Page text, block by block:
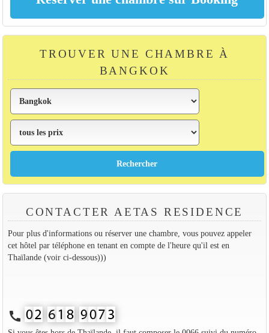
TROUVER UNE CHAMBRE À
BANGKOK
CONTACTER AETAS RESIDENCE
Pour plus d'informations ou réserver une chambre, vous pouvez appeler
cet hôtel par téléphone en tenant en compte de l'heure qu'il est en
Thaïlande (voir ci-dessous)))
call